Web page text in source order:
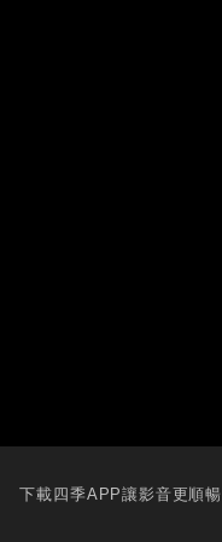
下載四季APP讓影音更順暢